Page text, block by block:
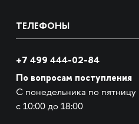
ТЕЛЕФОНЫ
+7 499 444-02-84
По вопросам поступления
С понедельника по пятницу
с 10:00 до 18:00